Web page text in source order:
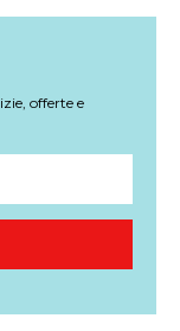
offerte e